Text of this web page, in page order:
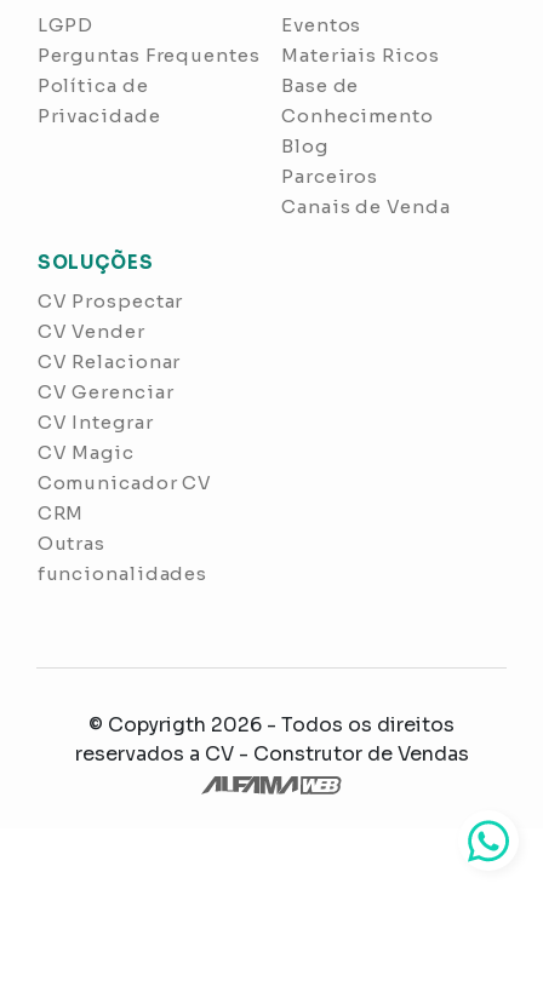
LGPD
Perguntas Frequentes
Política de
Privacidade
Eventos
Materiais Ricos
Base de
Conhecimento
Blog
Parceiros
Canais de Venda
SOLUÇÕES
CV Prospectar
CV Vender
CV Relacionar
CV Gerenciar
CV Integrar
CV Magic
Comunicador CV
CRM
Outras
funcionalidades
© Copyrigth 2026 - Todos os direitos
reservados a CV - Construtor de Vendas